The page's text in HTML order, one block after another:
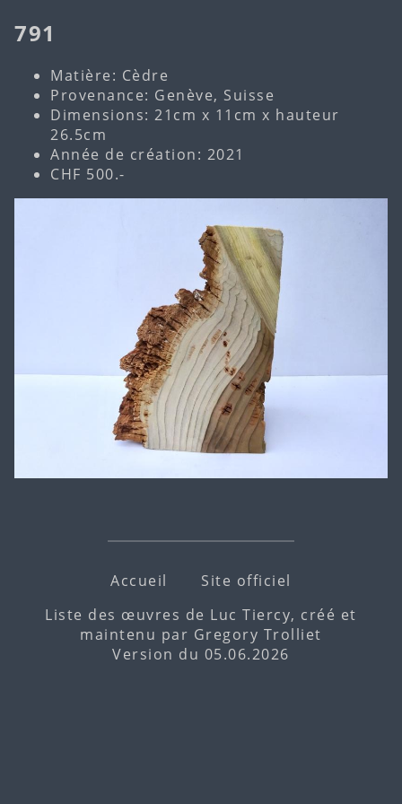
791
Matière: Cèdre
Provenance: Genève, Suisse
Dimensions: 21cm x 11cm x hauteur
26.5cm
Année de création: 2021
CHF 500.-
Accueil
Site officiel
Liste des œuvres de Luc Tiercy, créé et
maintenu par Gregory Trolliet
Version du 05.06.2026